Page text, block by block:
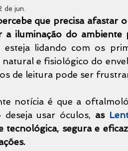
de jun.
que precisa afastar
a iluminação do ambiente
esteja lidando com os
natural e fisiológico do
de leitura pode ser
notícia é que a
deseja usar óculos, as
tecnológica, segura e